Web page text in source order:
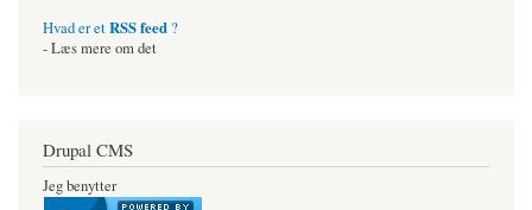
Hvad er etRSS feed ?
- Læs mere om det
Drupal CMS
Jeg benytter